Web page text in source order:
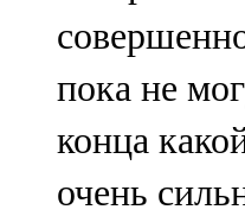
пока не
конца
очень